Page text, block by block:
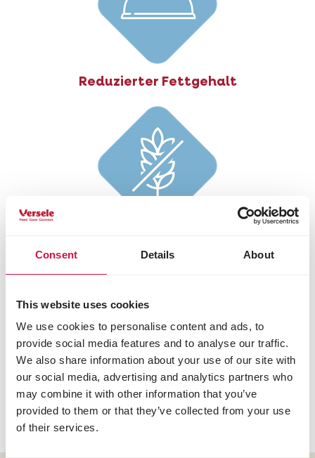
Consent Details About
This website uses cookies
We use cookies to personalise content and ads, to
provide social media features and to analyse our traffic.
We also share information about your use of our site with
our social media, advertising and analytics partners who
may combine it with other information that you’ve
provided to them or that they’ve collected from your use
of their services.
Reduzierter Fettgehalt
Extra Ballaststoffe